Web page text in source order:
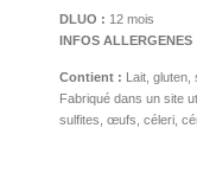
DLUO : 12 mois
INFOS ALLERGENES
Contient : Lait, gluten,
Fabriqué dans un site
sulfites , œufs, céleri,